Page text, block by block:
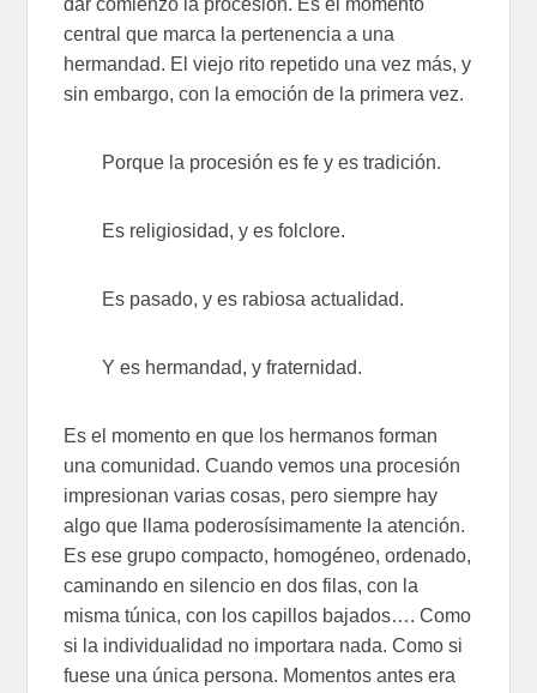
central que marca la pertenencia a una
hermandad. El viejo rito repetido una vez más, y
sin embargo, con la emoción de la primera vez.
Porque la procesión es fe y es tradición.
Es religiosidad, y es folclore.
Es pasado, y es rabiosa actualidad.
Y es hermandad, y fraternidad.
Es el momento en que los hermanos forman
una comunidad. Cuando vemos una procesión
impresionan varias cosas, pero siempre hay
algo que llama poderosísimamente la atención.
Es ese grupo compacto, homogéneo, ordenado,
caminando en silencio en dos filas, con la
misma túnica, con los capillos bajados…. Como
si la individualidad no importara nada. Como si
fuese una única persona. Momentos antes era